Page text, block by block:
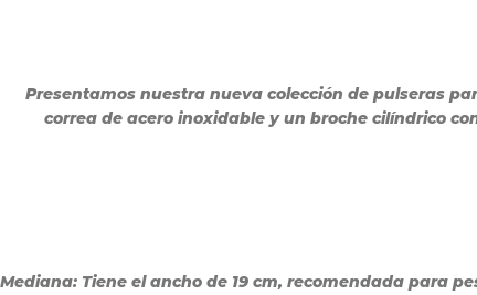
Presentamos nuestra nueva colección de pulseras
correa de acero inoxidable y un broche cilíndrico
Mediana: Tiene el ancho de 19 cm, recomendada para